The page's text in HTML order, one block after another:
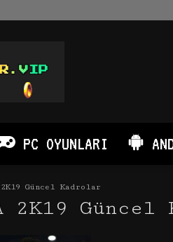
PC OYUNLARI
2K19 Güncel Kadrolar
2K19 Güncel